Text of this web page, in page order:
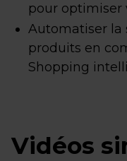
pour optimiser
Automatiser la
produits en
Shopping
Vidéos